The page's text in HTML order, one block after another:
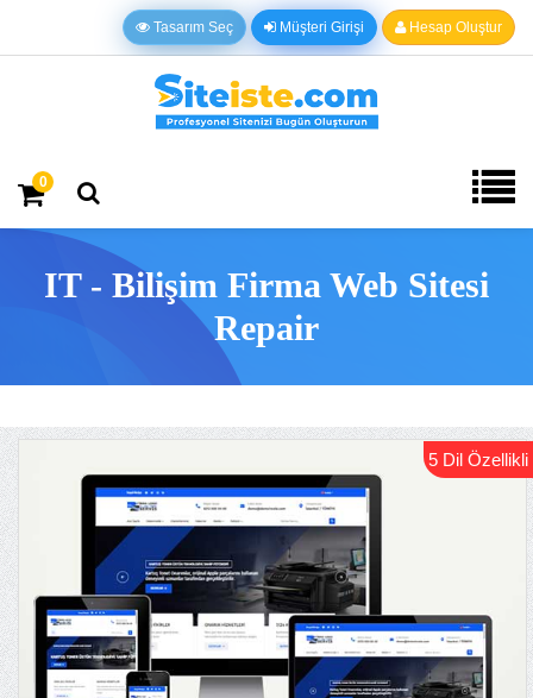
Tasarım Seç Müşteri Girişi Hesap Oluştur
0
IT - Bilişim Firma Web Sitesi
Repair
5 Dil Özellikli